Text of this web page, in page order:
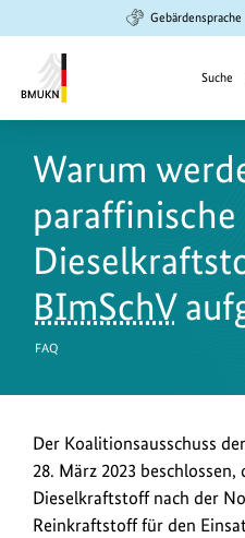
Hauptinhalt
springen
Suche
springen
Hauptnavigation
springen
Gebärdensprache
Umwelt,
Naturschutz
und
nukleare
Sicherheit
Suche
Warum
paraffinische
BImSchV
FAQ
Der Koalitionsausschuss
28. März 2023
Dieselkraftstoff nach der
Reinkraftstoff für den